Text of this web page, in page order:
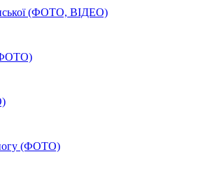
(ФОТО, ВІДЕО)
(ФОТО)
ногу (ФОТО)